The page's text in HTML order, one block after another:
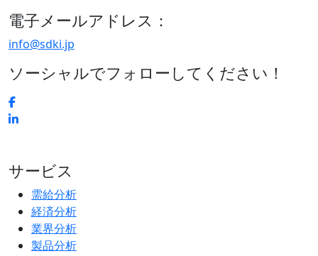
電子メールアドレス：
info@sdki.jp
ソーシャルでフォローしてください！
サービス
需給分析
経済分析
業界分析
製品分析